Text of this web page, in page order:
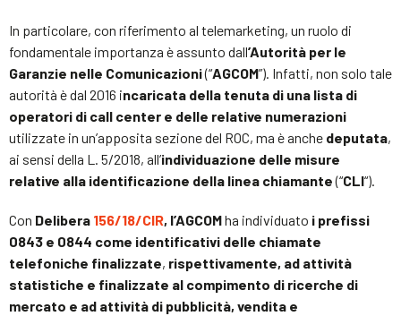
In particolare, con riferimento al telemarketing, un ruolo di
fondamentale importanza è assunto dall’Autorità per le
Garanzie nelle Comunicazioni(“AGCOM”). Infatti, non solo tale
autorità è dal 2016 incaricata della tenuta di una lista di
operatori di call center e delle relative numerazioni
utilizzate in un’apposita sezione del ROC, ma è anche deputata,
ai sensi della L. 5/2018, all’individuazione delle misure
relative alla identificazione della linea chiamante(“CLI“).
Con Delibera 156/18/CIR, l’AGCOMha individuato i prefissi
0843 e 0844 come identificativi delle chiamate
telefoniche finalizzate, rispettivamente, ad attività
statistiche e finalizzate al compimento di ricerche di
mercato e ad attività di pubblicità, vendita e